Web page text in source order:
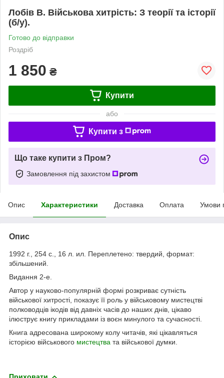
Лобів В. Військова хитрість: З теорії та історії
(б/у).
Готово до відправки
Роздріб
1 850 ₴
Купити
або
Купити з
Що таке купити з Пром?
Замовлення під захистом
Опис Характеристики Доставка Оплата Умови
Опис
1992 г., 254 с., 16 л. ил. Переплетено: твердий, формат:
збільшений.
Видання 2-е.
Автор у науково-популярній формі розкриває сутність
військової хитрості, показує її роль у військовому мистецтві
полководців ікодів від давніх часів до наших днів, цікаво
ілюструє книгу прикладами із воєн минулого та сучасності.
Книга адресована широкому колу читачів, які цікавляться
історією військового мистецтва та військової думки.
Приховати